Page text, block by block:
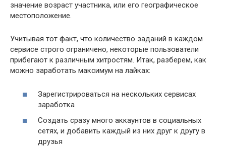
значение возраст участника, или его географическое
местоположение.
Учитывая тот факт, что количество заданий в каждом
сервисе строго ограничено, некоторые пользователи
прибегают к различным хитростям. Итак, разберем, как
можно заработать максимум на лайках:
Зарегистрироваться на нескольких сервисах
заработка
Создать сразу много аккаунтов в социальных
сетях, и добавить каждый из них друг к другу в
друзья